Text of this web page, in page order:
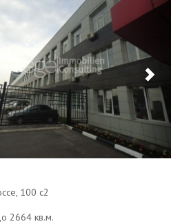
100 с2
2664 кв.м.